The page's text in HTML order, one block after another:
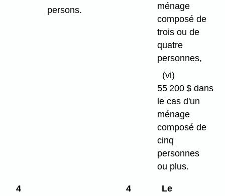
persons.
ménage
composé de
trois ou de
quatre
personnes,
(vi)
55 200 $ dans
le cas d'un
ménage
composé de
cinq
personnes
ou plus.
4
4
Le